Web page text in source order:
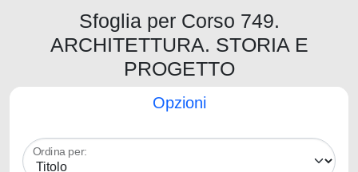
Sfoglia per Corso 749.
ARCHITETTURA. STORIA E
PROGETTO
Opzioni
Ordina per: